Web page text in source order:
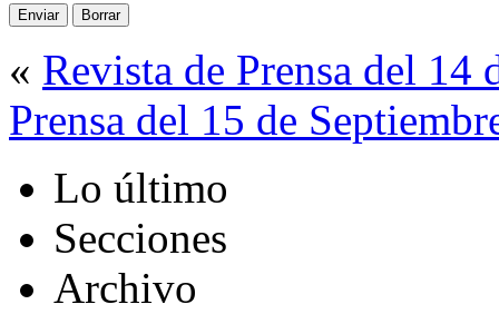
« Revista de Prensa del 14
Prensa del 15 de
Lo último
Secciones
Archivo